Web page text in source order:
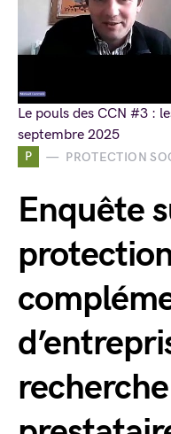
P PROTECTION
Enquête
Le pouls des CCN #3 :
septembre 2025